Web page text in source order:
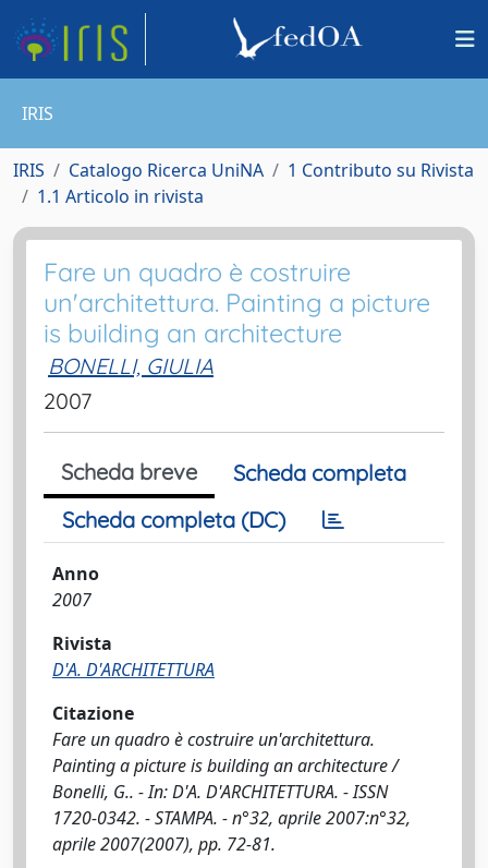
IRIS
IRIS Catalogo Ricerca UniNA
1 Contributo su Rivista
1.1 Articolo in rivista
Fare un quadro è costruire
un'architettura. Painting a picture
is building an architecture
BONELLI, GIULIA
2007
Scheda breve
Scheda completa
Scheda completa (DC)
Anno
2007
Rivista
D'A. D'ARCHITETTURA
Citazione
Fare un quadro è costruire un'architettura.
Painting a picture is building an architecture /
Bonelli, G.. - In: D'A. D'ARCHITETTURA. - ISSN
1720-0342. - STAMPA. - n°32, aprile 2007:n°32,
aprile 2007(2007), pp. 72-81.